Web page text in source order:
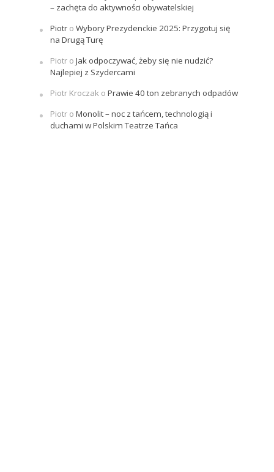
– zachęta do aktywności obywatelskiej
Piotro Wybory Prezydenckie 2025: Przygotuj się
na Drugą Turę
Piotro Jak odpoczywać, żeby się nie nudzić?
Najlepiej z Szydercami
Piotr Kroczako Prawie 40 ton zebranych odpadów
Piotro Monolit – noc z tańcem, technologią i
duchami w Polskim Teatrze Tańca